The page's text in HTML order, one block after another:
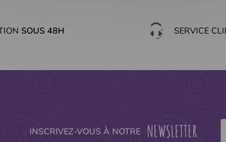
SOUS 48H SERVICE
INSCRIVEZ-VOUS À NOTRE NEWSLETTER